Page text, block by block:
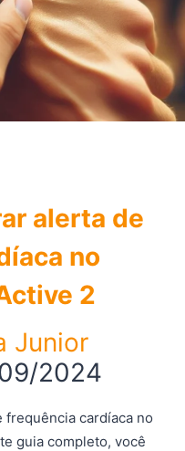
alerta de
no
2
Junior
2024
cardíaca no
guia completo, você